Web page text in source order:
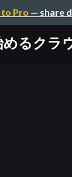
Pro — share
るクラ